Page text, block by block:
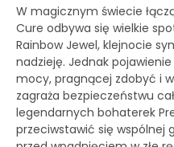
W magicznym świecie
Cure odbywa się wielkie
Rainbow Jewel, klejnocie
nadzieję. Jednak
mocy, pragnącej zdobyć i
zagraża bezpieczeństwu
legendarnych bohaterek
przeciwstawić się wspólnej